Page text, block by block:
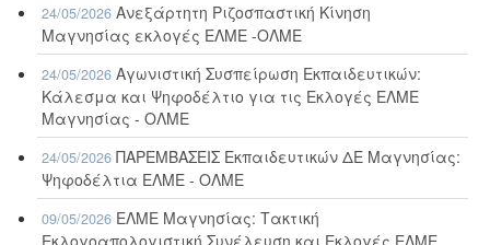
24/05/2026 Ανεξάρτητη Ριζοσπαστική Κίνηση
Μαγνησίας εκλογές ΕΛΜΕ -ΟΛΜΕ
24/05/2026 Αγωνιστική Συσπείρωση Εκπαιδευτικών:
Κάλεσμα και Ψηφοδέλτιο για τις Εκλογές ΕΛΜΕ
Μαγνησίας - ΟΛΜΕ
24/05/2026 ΠΑΡΕΜΒΑΣΕΙΣ Εκπαιδευτικών ΔΕ Μαγνησίας:
Ψηφοδέλτια ΕΛΜΕ - ΟΛΜΕ
09/05/2026 ΕΛΜΕ Μαγνησίας: Τακτική